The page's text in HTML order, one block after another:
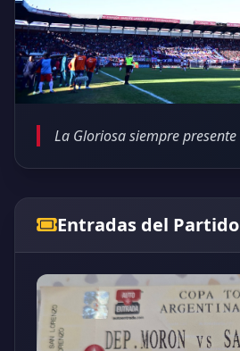
La Gloriosa siempre presente
Entradas del Partido